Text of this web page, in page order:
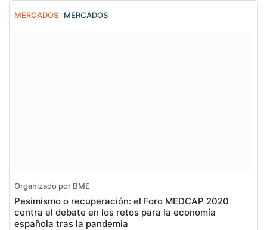
MERCADOS MERCADOS
Organizado por BME
Pesimismo o recuperación: el Foro MEDCAP 2020
centra el debate en los retos para la economía
española tras la pandemia